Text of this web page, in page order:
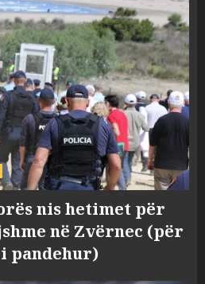
nis hetimet për
në Zvërnec (për
pandehur)